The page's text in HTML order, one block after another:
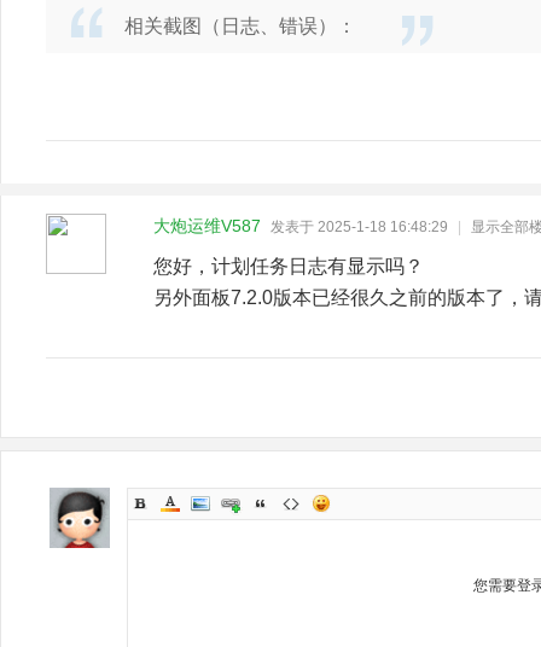
相关截图（日志、错误）：
大炮运维V587 发表于 2025-1-18 16:48:29 显示全部
您好，计划任务日志有显示吗？
另外面板7.2.0版本已经很久之前的版本了，
您需要登